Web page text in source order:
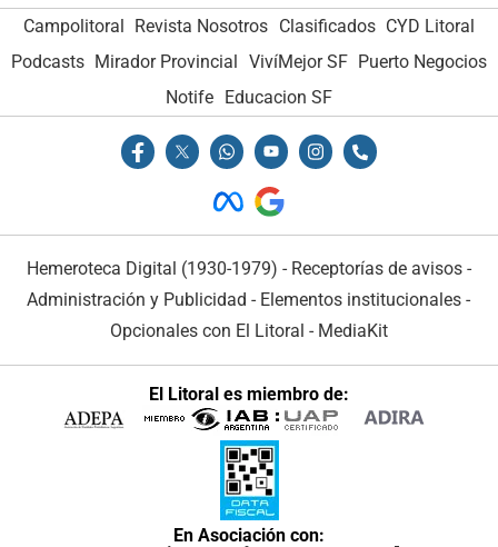
Campolitoral Revista Nosotros Clasificados CYD Litoral
Podcasts Mirador Provincial VivíMejor SF Puerto Negocios
Notife
Educacion SF
Hemeroteca Digital (1930-1979) - Receptorías de avisos -
Administración y Publicidad - Elementos institucionales -
Opcionales con El Litoral - MediaKit
El Litoral es miembro de:
En Asociación con: